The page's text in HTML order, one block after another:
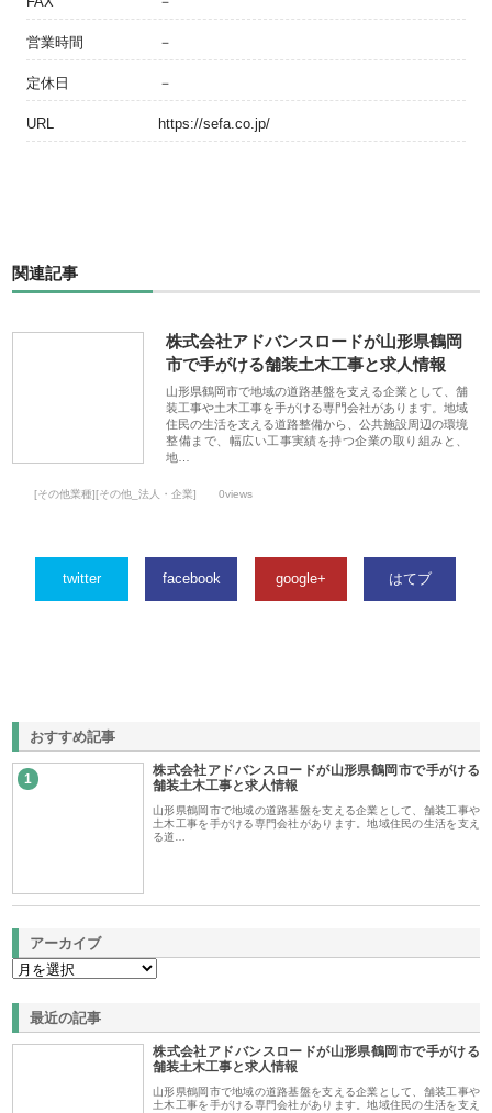
営業時間 －
定休日 －
URL https://sefa.co.jp/
関連記事
株式会社アドバンスロードが山形県鶴岡
市で手がける舗装土木工事と求人情報
山形県鶴岡市で地域の道路基盤を支える企業として、舗
装工事や土木工事を手がける専門会社があります。地域
住民の生活を支える道路整備から、公共施設周辺の環境
整備まで、幅広い工事実績を持つ企業の取り組みと、
地…
[その他業種][その他_法人・企業] 0views
twitter facebook google+ はてブ
おすすめ記事
1
株式会社アドバンスロードが山形県鶴岡市で手がける
舗装土木工事と求人情報
山形県鶴岡市で地域の道路基盤を支える企業として、舗装工事や
土木工事を手がける専門会社があります。地域住民の生活を支え
る道…
アーカイブ
最近の記事
株式会社アドバンスロードが山形県鶴岡市で手がける
舗装土木工事と求人情報
山形県鶴岡市で地域の道路基盤を支える企業として、舗装工事や
土木工事を手がける専門会社があります。地域住民の生活を支え